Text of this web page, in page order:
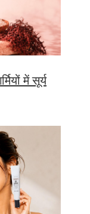
में सूर्य